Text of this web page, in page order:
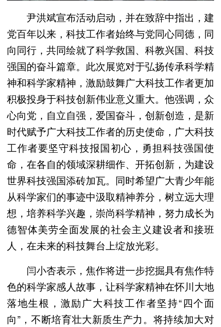
尹洪斌宣布活动启动，并在致辞中指出，建
党百年以来，科技工作者始终与党同心同德，同
向同行，共同绘就了科学救国、科教兴国、科技
强国的奋斗篇章。此次展览对于弘扬传承科学精
神和科学家精神，激励鼓舞广大科技工作者更加
积极投身于科技创新伟业意义重大。他强调，众
心向党，自立自强，爱国奋斗，创新创造，是新
时代赋予广大科技工作者的历史使命，广大科技
工作者要坚守科技报国初心，勇担科技强国使
命，在各自的领域深耕细作、开拓创新，为建设
世界科技强国添砖加瓦。同时希望广大青少年能
从科学家们的事迹中汲取精神养分，树立远大理
想，培养科学兴趣，崇尚科学精神，努力成长为
德智体美劳全面发展的社会主义建设者和接班
人，在未来的科技舞台上绽放光彩。
闫小杏表示，焦作将进一步挖掘具有焦作特
色的科学家感人故事，让科学家精神在怀川大地
落地生根，激励广大科技工作者坚持“四个面
向”，不断培育壮大新质生产力。将持续加大对